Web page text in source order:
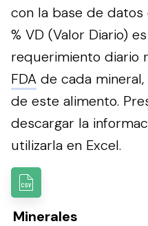
con la base de datos
% VD (Valor Diario)
requerimiento diario
FDA de cada
de este alimento.
descargar la
utilizarla en Excel.
Minerales